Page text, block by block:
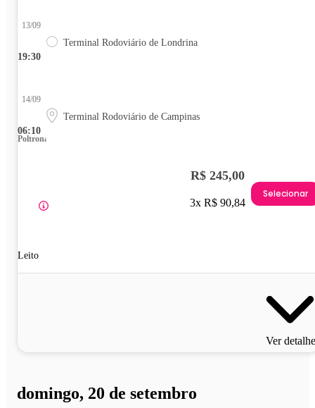
19:30
13/09
Terminal Rodoviário de Londrina
06:10
14/09
Terminal Rodoviário de Campinas
Poltrona
Leito
R$ 245,00
3x R$ 90,84
Selecionar
Ver
domingo, 20 de setembro